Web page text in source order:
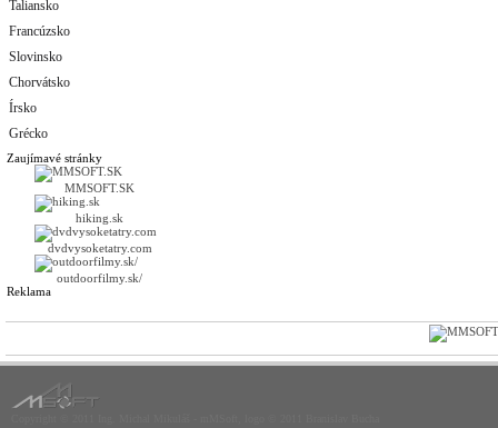
Taliansko
Francúzsko
Slovinsko
Chorvátsko
Írsko
Grécko
Zaujímavé stránky
MMSOFT.SK
hiking.sk
dvdvysoketatry.com
outdoorfilmy.sk/
Reklama